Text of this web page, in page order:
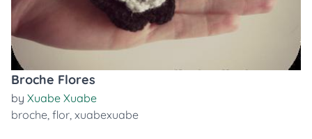
Broche Flores
by Xuabe Xuabe
broche, flor, xuabexuabe